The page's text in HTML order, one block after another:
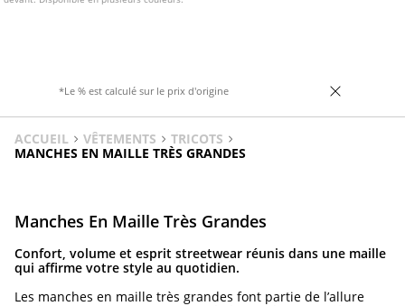
*Le % est calculé sur le prix d'origine
ACCUEIL VÊTEMENTS
TRICOTS
MANCHES EN MAILLE TRÈS GRANDES
Manches En Maille Très Grandes
Confort, volume et esprit streetwear réunis dans une maille
qui affirme votre style au quotidien.
Les manches en maille très grandes font partie de l’allure